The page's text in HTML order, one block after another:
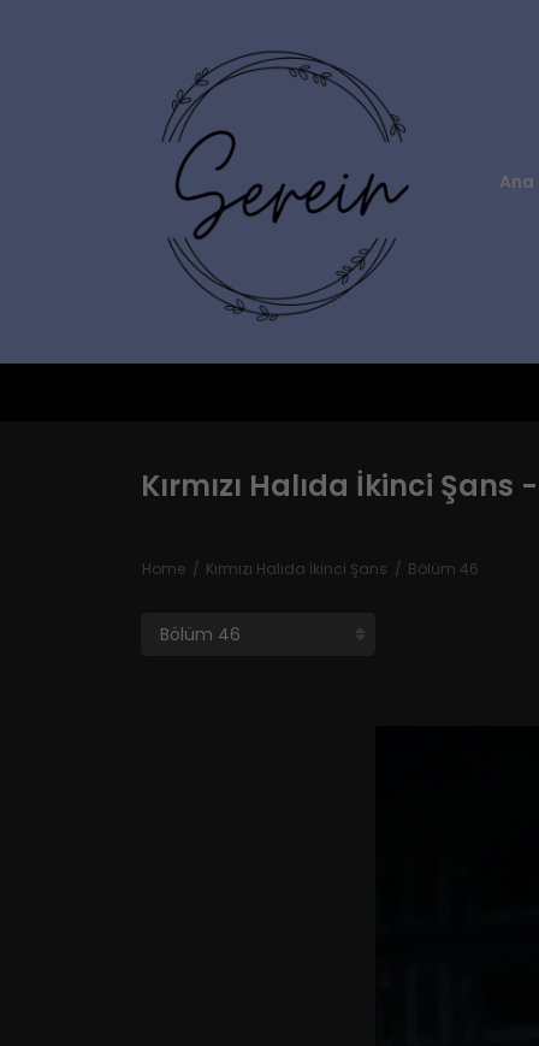
Kırmızı Halıda İkinci
Home Kırmızı Halıda İkinci Şans Bölüm 46